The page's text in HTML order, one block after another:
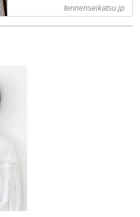
イト。食やファッション、暮らし
の知恵はもちろん、Webオリジナ
ルの情報を毎日配信
tennenseikatsu.jp